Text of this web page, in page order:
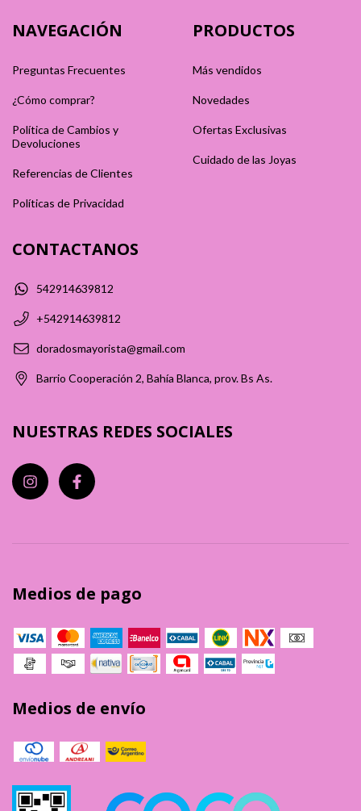
NAVEGACIÓN
Preguntas Frecuentes
¿Cómo comprar?
Política de Cambios y
Devoluciones
Referencias de Clientes
Políticas de Privacidad
PRODUCTOS
Más vendidos
Novedades
Ofertas Exclusivas
Cuidado de las Joyas
CONTACTANOS
542914639812
+542914639812
doradosmayorista@gmail.com
Barrio Cooperación 2, Bahía Blanca, prov. Bs As.
NUESTRAS REDES SOCIALES
Medios de pago
Medios de envío